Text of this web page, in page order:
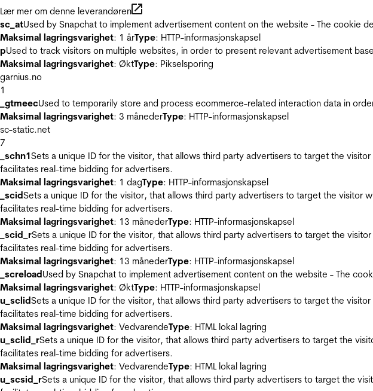
Lær mer om denne leverandøren
sc_atUsed by Snapchat to implement advertisement content on the website - The cookie
Maksimal lagringsvarighet: 1 årType: HTTP-informasjonskapsel
pUsed to track visitors on multiple websites, in order to present relevant advertisement
Maksimal lagringsvarighet: ØktType: Pikselsporing
garnius.no
1
_gtmeecUsed to temporarily store and process ecommerce-related interaction data in
Maksimal lagringsvarighet: 3 månederType: HTTP-informasjonskapsel
sc-static.net
7
_schn1Sets a unique ID for the visitor, that allows third party advertisers to target the
facilitates real-time bidding for advertisers.
Maksimal lagringsvarighet: 1 dagType: HTTP-informasjonskapsel
_scidSets a unique ID for the visitor, that allows third party advertisers to target the visitor
facilitates real-time bidding for advertisers.
Maksimal lagringsvarighet: 13 månederType: HTTP-informasjonskapsel
_scid_rSets a unique ID for the visitor, that allows third party advertisers to target the
facilitates real-time bidding for advertisers.
Maksimal lagringsvarighet: 13 månederType: HTTP-informasjonskapsel
_screloadUsed by Snapchat to implement advertisement content on the website - The
Maksimal lagringsvarighet: ØktType: HTTP-informasjonskapsel
u_sclidSets a unique ID for the visitor, that allows third party advertisers to target the
facilitates real-time bidding for advertisers.
Maksimal lagringsvarighet: VedvarendeType: HTML lokal lagring
u_sclid_rSets a unique ID for the visitor, that allows third party advertisers to target the
facilitates real-time bidding for advertisers.
Maksimal lagringsvarighet: VedvarendeType: HTML lokal lagring
u_scsid_rSets a unique ID for the visitor, that allows third party advertisers to target the